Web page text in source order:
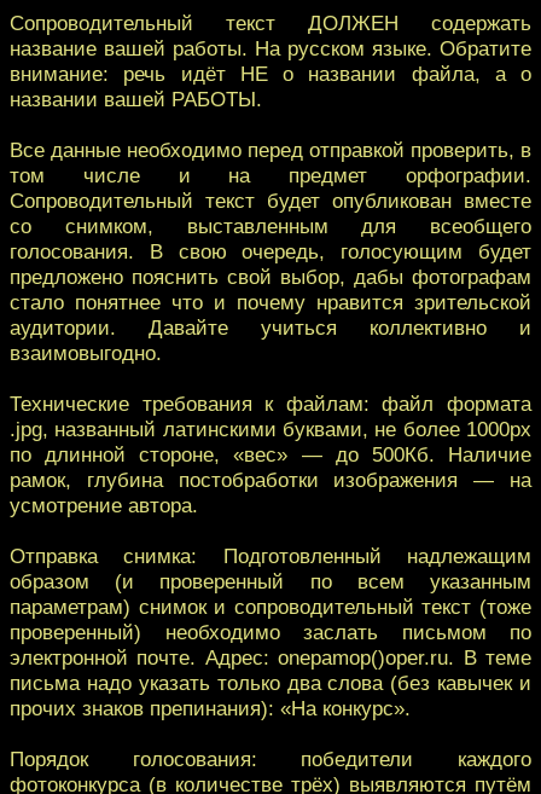
Сопроводительный текст ДОЛЖЕН содержать
название вашей работы. На русском языке. Обратите
внимание: речь идёт НЕ о названии файла, а о
названии вашей РАБОТЫ.
Все данные необходимо перед отправкой проверить, в
том числе и на предмет орфографии.
Сопроводительный текст будет опубликован вместе
со снимком, выставленным для всеобщего
голосования. В свою очередь, голосующим будет
предложено пояснить свой выбор, дабы фотографам
стало понятнее что и почему нравится зрительской
аудитории. Давайте учиться коллективно и
взаимовыгодно.
Технические требования к файлам: файл формата
.jpg, названный латинскими буквами, не более 1000px
по длинной стороне, «вес» — до 500Кб. Наличие
рамок, глубина постобработки изображения — на
усмотрение автора.
Отправка снимка: Подготовленный надлежащим
образом (и проверенный по всем указанным
параметрам) снимок и сопроводительный текст (тоже
проверенный) необходимо заслать письмом по
электронной почте. Адрес: onepamop()oper.ru. В теме
письма надо указать только два слова (без кавычек и
прочих знаков препинания): «На конкурс».
Порядок голосования: победители каждого
фотоконкурса (в количестве трёх) выявляются путём